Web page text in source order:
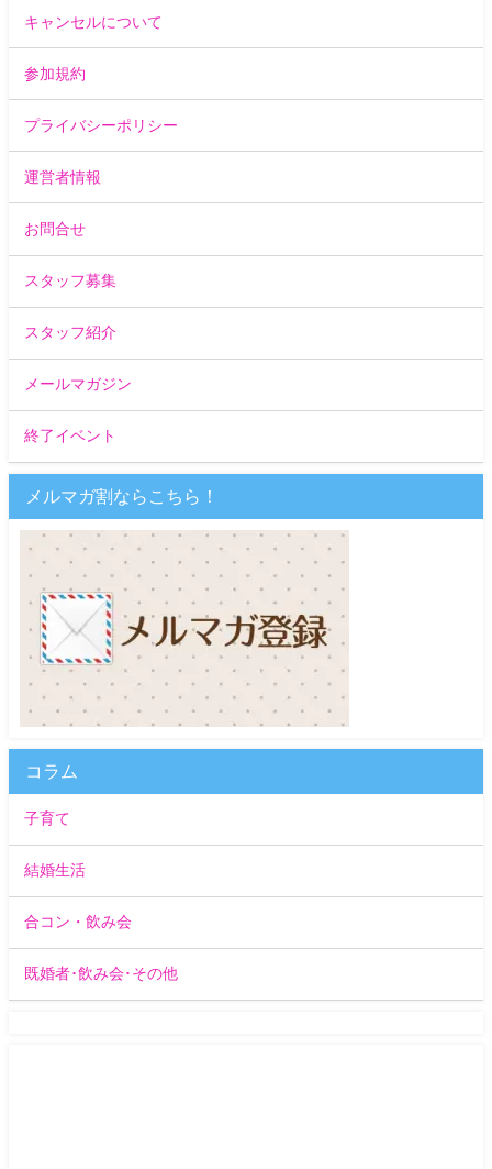
キャンセルについて
参加規約
プライバシーポリシー
運営者情報
お問合せ
スタッフ募集
スタッフ紹介
メールマガジン
終了イベント
メルマガ割ならこちら！
コラム
子育て
結婚生活
合コン・飲み会
既婚者･飲み会･その他